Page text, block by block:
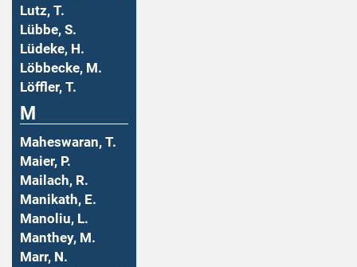
Lutz, T.
Lübbe, S.
Lüdeke, H.
Löbbecke, M.
Löffler, T.
M
Maheswaran, T.
Maier, P.
Mailach, R.
Manikath, E.
Manoliu, L.
Manthey, M.
Marr, N.